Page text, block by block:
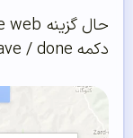
دکمه save / done کلیک کنید.